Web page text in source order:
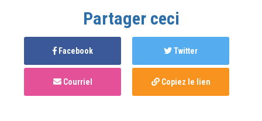
Partager ceci
Facebook Twitter
Courriel Copiez le lien